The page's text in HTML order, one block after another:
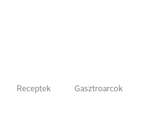
Receptek Gasztroarcok